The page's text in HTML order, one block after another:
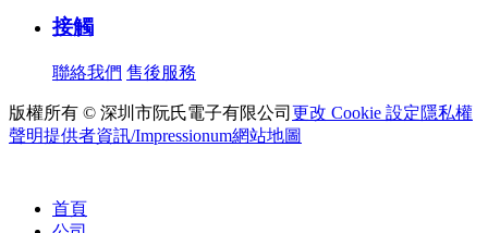
接觸
聯絡我們 售後服務
版權所有 © 深圳市阮氏電子有限公司 更改 Cookie 設定隱私權
聲明提供者資訊/Impressionum網站地圖
首頁